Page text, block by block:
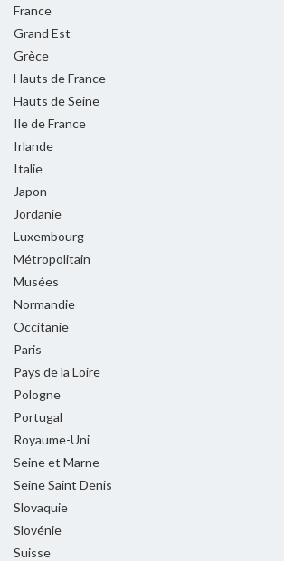
France
Grand Est
Grèce
Hauts de France
Hauts de Seine
Ile de France
Irlande
Italie
Japon
Jordanie
Luxembourg
Métropolitain
Musées
Normandie
Occitanie
Paris
Pays de la Loire
Pologne
Portugal
Royaume-Uni
Seine et Marne
Seine Saint Denis
Slovaquie
Slovénie
Suisse